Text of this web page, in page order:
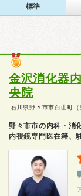
標準
金沢消化器
央院
石川県野々市市白山町（
野々市市の内科・消
内視鏡専門医在籍、